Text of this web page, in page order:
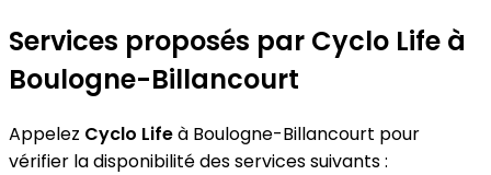
Services proposés par Cyclo Life à
Boulogne-Billancourt
Appelez Cyclo Lifeà Boulogne-Billancourt pour
vérifier la disponibilité des services suivants :